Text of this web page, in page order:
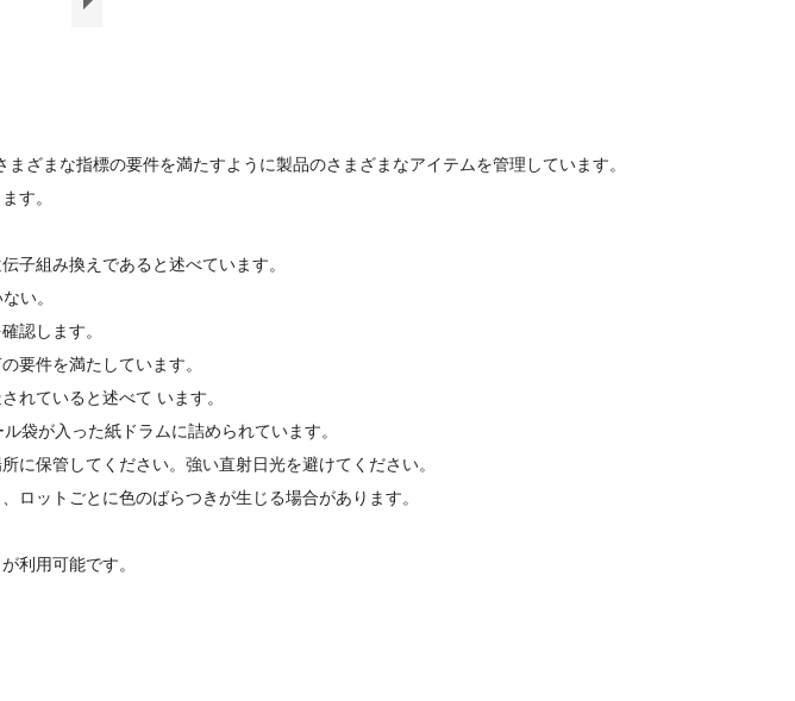
ざまな指標の要件を満たすように製品のさまざまなアイテムを管理しています。
す。
子組み換えであると述べています。
い。
認します。
要件を満たしています。
れていると述べて います。
袋が入った紙ドラムに詰められています。
に保管してください。強い直射日光を避けてください。
ロットごとに色のばらつきが生じる場合があります。
利用可能です。